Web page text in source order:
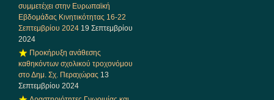
συμμετέχει στην Ευρωπαϊκή
Εβδομάδας Κινητικότητας 16-22
Σεπτεμβρίου 2024 19 Σεπτεμβρίου
2024
Προκήρυξη ανάθεσης
καθηκόντων σχολικού τροχονόμου
στο Δημ. Σχ. Περαχώρας 13
Σεπτεμβρίου 2024